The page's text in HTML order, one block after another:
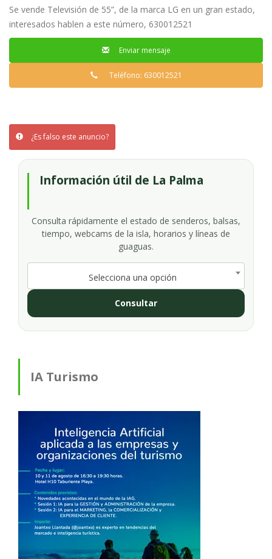
Se vende Televisión de 55”, de la marca LG en un gran estado,
interesados hablen a este número, 630012521
Enviar mensaje
Teléfono: 630012521
¿Es falso este anuncio?
Información útil de La Palma
Consulta rápidamente el estado de senderos, balsas,
tiempo, webcams de la isla, horarios y líneas de
guaguas.
Selecciona una opción
Consultar
IA Turismo